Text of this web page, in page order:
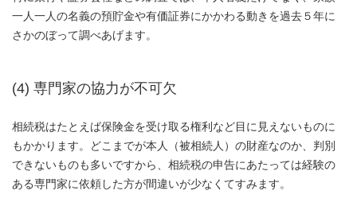
一人一人の名義の預貯金や有価証券にかかわる動きを過去５年に
さかのぼって調べあげます。
(4) 専門家の協力が不可欠
相続税はたとえば保険金を受け取る権利など目に見えないものに
もかかります。どこまでが本人（被相続人）の財産なのか、判別
できないものも多いですから、相続税の申告にあたっては経験の
ある専門家に依頼した方が間違いが少なくてすみます。